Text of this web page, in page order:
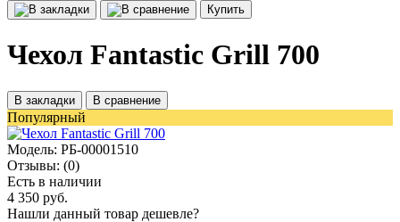
Купить
Чехол Fantastic Grill 700
В закладки В сравнение
Популярный
Модель: РБ-00001510
Отзывы: (0)
Есть в наличии
4 350 руб.
Нашли данный товар дешевле?